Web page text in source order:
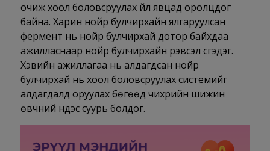
очиж хоол боловсруулах үйл явцад оролцдог
байна. Харин нойр булчирхайн ялгаруулсан
фермент нь нойр булчирхай дотор байхдаа
ажилласнаар нойр булчирхайн үрэвсэл үүсгэдэг.
Хэвийн ажиллагаа нь алдагдсан нойр
булчирхай нь хоол боловсруулах системийг
алдагдалд оруулах бөгөөд чихрийн шижин
өвчний үндэс суурь болдог.